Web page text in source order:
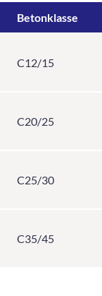
Betonklasse
C12/15
C20/25
C25/30
C35/45